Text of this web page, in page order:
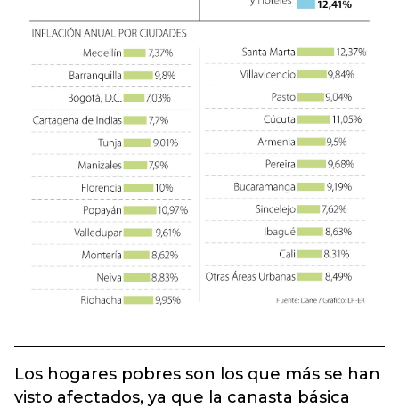
Los hogares pobres son los que más se han
visto afectados, ya que la canasta básica